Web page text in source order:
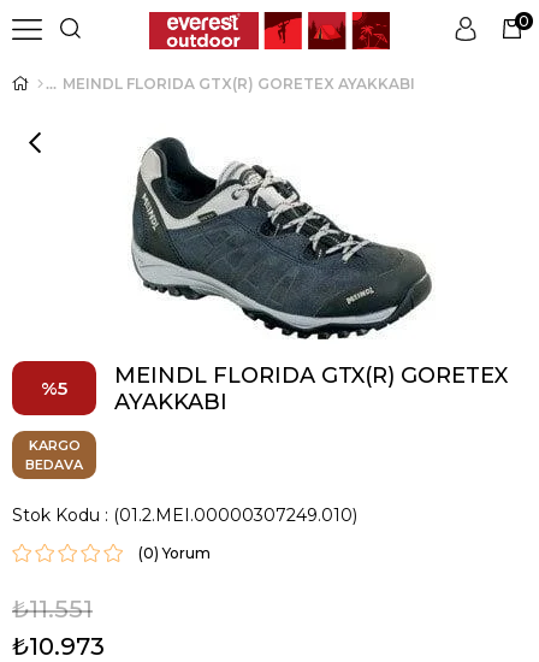
Üye Girişi Üye Ol
0
MEINDL FLORIDA GTX(R) GORETEX AYAKKABI
5
MEINDL FLORIDA GTX(R) GORETEX
AYAKKABI
KARGO
BEDAVA
Stok Kodu (01.2.MEI.00000307249.010)
(0)
₺11.551
₺10.973